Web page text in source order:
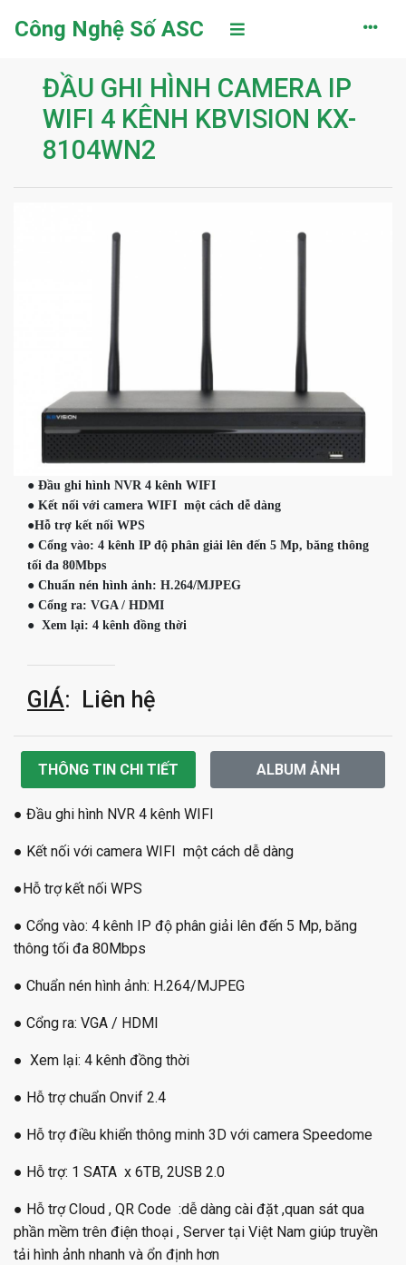
Công Nghệ Số ASC
ĐẦU GHI HÌNH CAMERA IP
WIFI 4 KÊNH KBVISION KX-
8104WN2
● Đầu ghi hình NVR 4 kênh WIFI
● Kết nối với camera WIFI  một cách dễ dàng
●Hỗ trợ kết nối WPS
● Cổng vào: 4 kênh IP độ phân giải lên đến 5 Mp, băng thông
tối đa 80Mbps
● Chuẩn nén hình ảnh: H.264/MJPEG
● Cổng ra: VGA / HDMI
●  Xem lại: 4 kênh đồng thời
GIÁ: Liên hệ
THÔNG TIN CHI TIẾT ALBUM ẢNH
● Đầu ghi hình NVR 4 kênh WIFI
● Kết nối với camera WIFI một cách dễ dàng
●Hỗ trợ kết nối WPS
● Cổng vào: 4 kênh IP độ phân giải lên đến 5 Mp, băng
thông tối đa 80Mbps
● Chuẩn nén hình ảnh: H.264/MJPEG
● Cổng ra: VGA / HDMI
● Xem lại: 4 kênh đồng thời
● Hỗ trợ chuẩn Onvif 2.4
● Hỗ trợ điều khiển thông minh 3D với camera Speedome
● Hỗ trợ: 1 SATA x 6TB, 2USB 2.0
● Hỗ trợ Cloud , QR Code :dễ dàng cài đặt ,quan sát qua
phần mềm trên điện thoại , Server tại Việt Nam giúp truyền
tải hình ảnh nhanh và ổn định hơn